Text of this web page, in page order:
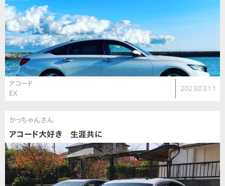
アコード
EX
2023.03.11
かっちゃんさん
アコード大好き 生涯共に